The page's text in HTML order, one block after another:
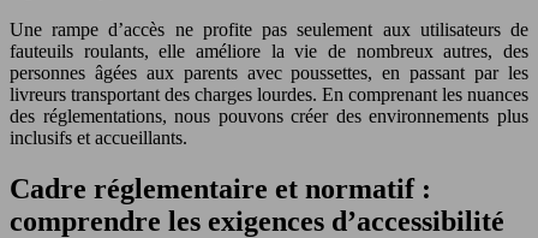
Une rampe d’accès ne profite pas seulement aux utilisateurs de
fauteuils roulants, elle améliore la vie de nombreux autres, des
personnes âgées aux parents avec poussettes, en passant par les
livreurs transportant des charges lourdes. En comprenant les nuances
des réglementations, nous pouvons créer des environnements plus
inclusifs et accueillants.
Cadre réglementaire et normatif :
comprendre les exigences d’accessibilité